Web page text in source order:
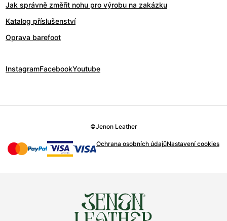
Jak správně změřit nohu pro výrobu na zakázku
Katalog příslušenství
Oprava barefoot
InstagramFacebookYoutube
©Jenon Leather
Ochrana osobních údajůNastavení cookies